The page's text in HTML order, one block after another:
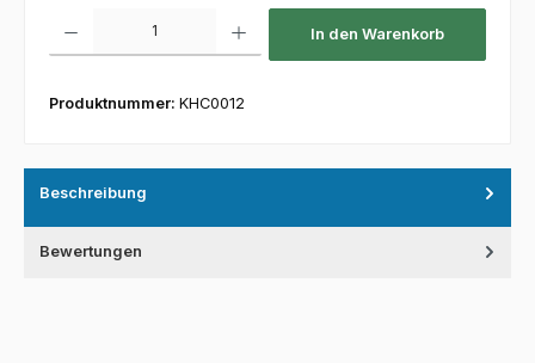
In den Warenkorb
Produktnummer: KHC0012
Beschreibung
Bewertungen